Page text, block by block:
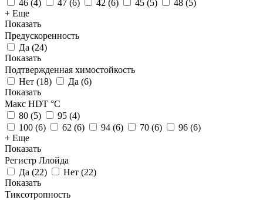
46 (4) 47 (6) 42 (6) 45 (5) 48 (5)
+ Еще
Показать
Предускоренность
Да (24)
Показать
Подтвержденная химостойкость
Нет (18) Да (6)
Показать
Макс HDT °С
80 (5) 95 (4)
100 (6) 62 (6) 94 (6) 70 (6) 96 (6)
+ Еще
Показать
Регистр Ллойда
Да (22) Нет (22)
Показать
Тиксотропность